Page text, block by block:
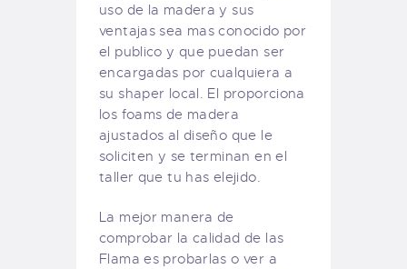
uso de la madera y sus
ventajas sea mas conocido por
el publico y que puedan ser
encargadas por cualquiera a
su shaper local. El proporciona
los foams de madera
ajustados al diseño que le
soliciten y se terminan en el
taller que tu has elejido.
La mejor manera de
comprobar la calidad de las
Flama es probarlas o ver a